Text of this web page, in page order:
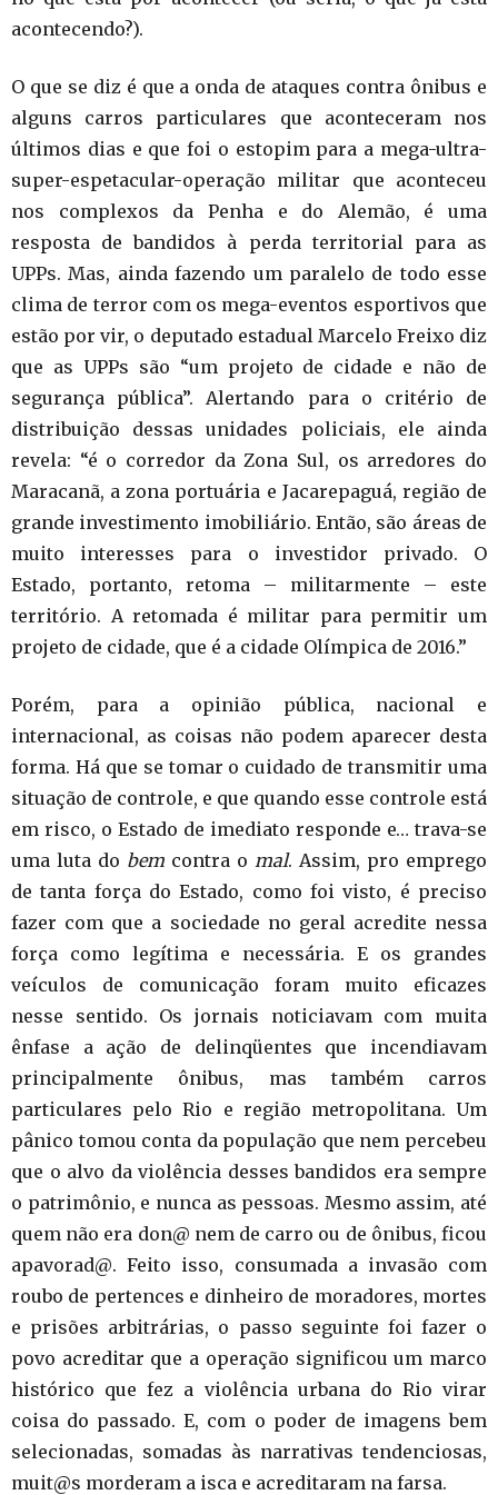
acontecendo?).
O que se diz é que a onda de ataques contra ônibus e
alguns carros particulares que aconteceram nos
últimos dias e que foi o estopim para a mega-ultra-
super-espetacular-operação militar que aconteceu
nos complexos da Penha e do Alemão, é uma
resposta de bandidos à perda territorial para as
UPPs. Mas, ainda fazendo um paralelo de todo esse
clima de terror com os mega-eventos esportivos que
estão por vir, o deputado estadual Marcelo Freixo diz
que as UPPs são “um projeto de cidade e não de
segurança pública”. Alertando para o critério de
distribuição dessas unidades policiais, ele ainda
revela: “é o corredor da Zona Sul, os arredores do
Maracanã, a zona portuária e Jacarepaguá, região de
grande investimento imobiliário. Então, são áreas de
muito interesses para o investidor privado. O
Estado, portanto, retoma – militarmente – este
território. A retomada é militar para permitir um
projeto de cidade, que é a cidade Olímpica de 2016.”
Porém, para a opinião pública, nacional e
internacional, as coisas não podem aparecer desta
forma. Há que se tomar o cuidado de transmitir uma
situação de controle, e que quando esse controle está
em risco, o Estado de imediato responde e… trava-se
uma luta do bem contra o mal. Assim, pro emprego
de tanta força do Estado, como foi visto, é preciso
fazer com que a sociedade no geral acredite nessa
força como legítima e necessária. E os grandes
veículos de comunicação foram muito eficazes
nesse sentido. Os jornais noticiavam com muita
ênfase a ação de delinqüentes que incendiavam
principalmente ônibus, mas também carros
particulares pelo Rio e região metropolitana. Um
pânico tomou conta da população que nem percebeu
que o alvo da violência desses bandidos era sempre
o patrimônio, e nunca as pessoas. Mesmo assim, até
quem não era don@ nem de carro ou de ônibus, ficou
apavorad@. Feito isso, consumada a invasão com
roubo de pertences e dinheiro de moradores, mortes
e prisões arbitrárias, o passo seguinte foi fazer o
povo acreditar que a operação significou um marco
histórico que fez a violência urbana do Rio virar
coisa do passado. E, com o poder de imagens bem
selecionadas, somadas às narrativas tendenciosas,
muit@s morderam a isca e acreditaram na farsa.